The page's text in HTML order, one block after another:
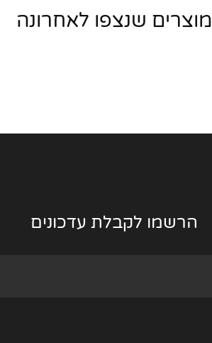
מוצרים שנצפו לאחרונה
הרשמו לקבלת עדכונים